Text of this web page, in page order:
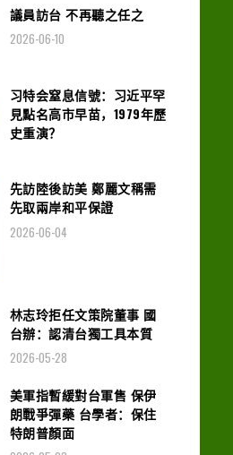
議員訪台 不再聽之任之
2026-06-10
习特会窒息信號：习近平罕
見點名高市早苗，1979年歷
史重演？
先訪陸後訪美 鄭麗文稱需
先取兩岸和平保證
2026-06-04
林志玲拒任文策院董事 國
台辦：認清台獨工具本質
2026-05-28
美軍指暫緩對台軍售 保伊
朗戰爭彈藥 台學者：保住
特朗普顏面